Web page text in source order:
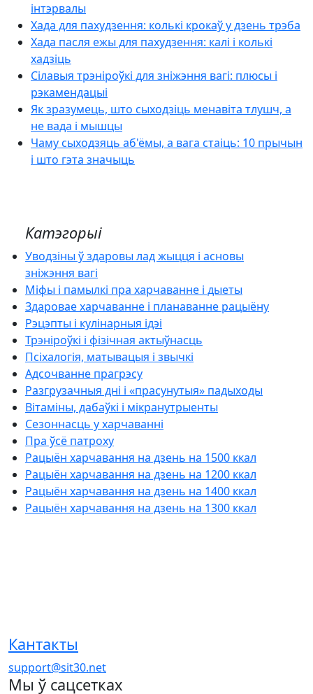
інтэрвалы
Хада для пахудзення: колькі крокаў у дзень трэба
Хада пасля ежы для пахудзення: калі і колькі
хадзіць
Сілавыя трэніроўкі для зніжэння вагі: плюсы і
рэкамендацыі
Як зразумець, што сыходзіць менавіта тлушч, а
не вада і мышцы
Чаму сыходзяць аб'ёмы, а вага стаіць: 10 прычын
і што гэта значыць
Катэгорыі
Уводзіны ў здаровы лад жыцця і асновы
зніжэння вагі
Міфы і памылкі пра харчаванне і дыеты
Здаровае харчаванне і планаванне рацыёну
Рэцэпты і кулінарныя ідэі
Трэніроўкі і фізічная актыўнасць
Псіхалогія, матывацыя і звычкі
Адсочванне прагрэсу
Разгрузачныя дні і «прасунутыя» падыходы
Вітаміны, дабаўкі і мікранутрыенты
Сезоннасць у харчаванні
Пра ўсё патроху
Рацыён харчавання на дзень на 1500 ккал
Рацыён харчавання на дзень на 1200 ккал
Рацыён харчавання на дзень на 1400 ккал
Рацыён харчавання на дзень на 1300 ккал
Кантакты
support@sit30.net
Мы ў сацсетках